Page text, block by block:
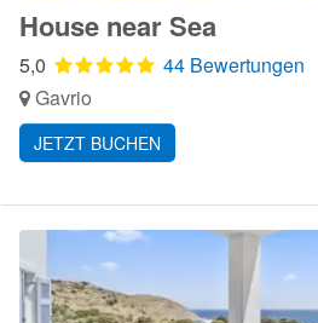
House near Sea
5,0
44 Bewertungen
Gavrio
JETZT BUCHEN